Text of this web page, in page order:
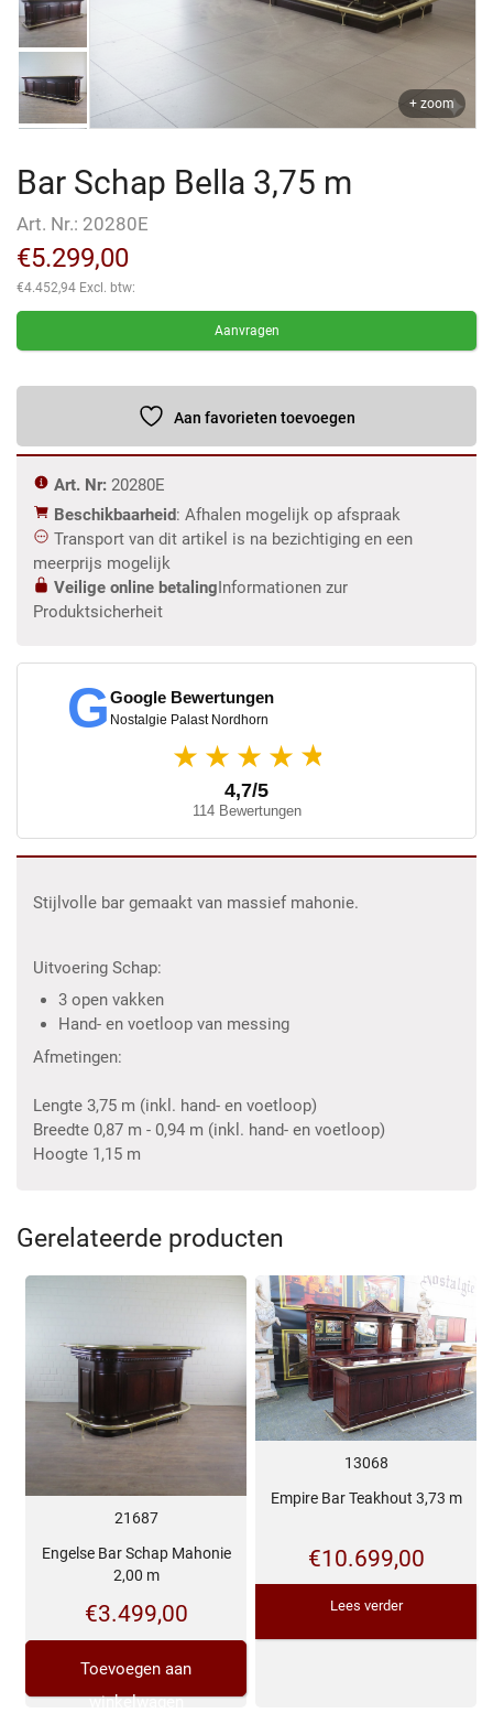
+ zoom
Bar Schap Bella 3,75 m
Art. Nr.: 20280E
€5.299,00
€4.452,94 Excl. btw:
Aanvragen
Aan favorieten toevoegen
Art. Nr: 20280E
Beschikbaarheid: Afhalen mogelijk op afspraak
Transport van dit artikel is na bezichtiging en een
meerprijs mogelijk
Veilige online betalingInformationen zur
Produktsicherheit
GGoogle Bewertungen
Nostalgie Palast Nordhorn
★★★★ ★
4,7/5
114 Bewertungen
Stijlvolle bar gemaakt van massief mahonie.
Uitvoering Schap:
3 open vakken
Hand- en voetloop van messing
Afmetingen:
Lengte 3,75 m (inkl. hand- en voetloop)
Breedte 0,87 m - 0,94 m (inkl. hand- en voetloop)
Hoogte 1,15 m
Gerelateerde producten
21687
Engelse Bar Schap Mahonie
2,00 m
€3.499,00
Toevoegen aan
winkelwagen
13068
Empire Bar Teakhout 3,73 m
€10.699,00
Lees verder